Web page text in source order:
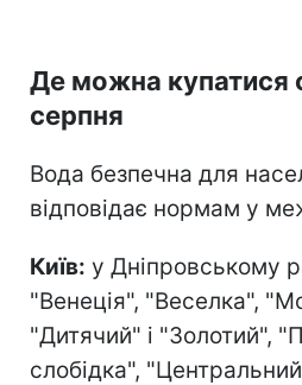
Де можна купатися
серпня
Вода безпечна для
відповідає нормам у
Київ: у Дніпровському
"Венеція", "Веселка",
"Дитячий" і "Золотий",
слобідка",